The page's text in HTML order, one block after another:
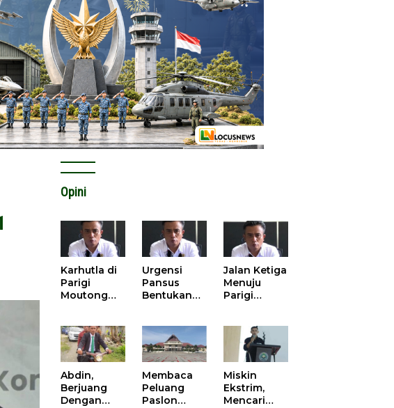
Opini
Karhutla di
Parigi
Moutong
Tantangan
Tata Kelola
Mitigasi
Bencana
Urgensi
Pansus
Bentukan
Kisruh
Pengusulan
52 Titik
WPR di
Parigi
Moutong.
Jalan Ketiga
Menuju
Parigi
Beradab
Abdin,
Berjuang
Dengan
Membaca
Peluang
Paslon
Miskin
Ekstrim,
Mencari